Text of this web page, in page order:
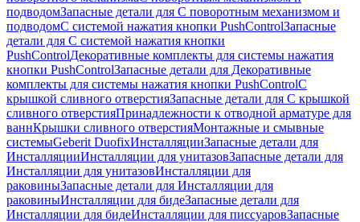
подводомЗапасные детали для С поворотным механизмом и
подводомС системой нажатия кнопки PushControlЗапасные
детали для С системой нажатия кнопки
PushControlДекоративные комплекты для системы нажатия
кнопки PushControlЗапасные детали для Декоративные
комплекты для системы нажатия кнопки PushControlС
крышкой сливного отверстияЗапасные детали для С крышкой
сливного отверстияПринадлежности к отводной арматуре для
ваннКрышки сливного отверстияМонтажные и смывные
системыGeberit DuofixИнсталляцииЗапасные детали для
ИнсталляцииИнсталляции для унитазовЗапасные детали для
Инсталляции для унитазовИнсталляции для
раковиныЗапасные детали для Инсталляции для
раковиныИнсталляции для бидеЗапасные детали для
Инсталляции для бидеИнсталляции для писсуаровЗапасные